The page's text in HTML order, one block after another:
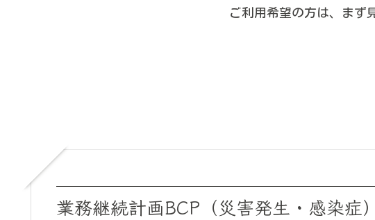
ご利用希望の方は、まず
業務継続計画BCP（災害発生・感染症）